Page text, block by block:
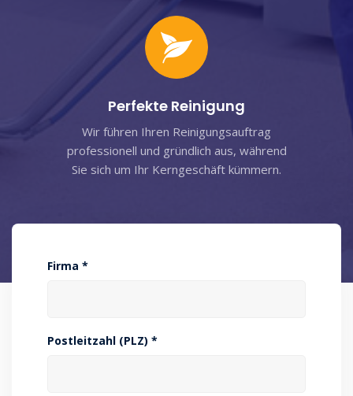
Perfekte Reinigung
Wir führen Ihren Reinigungsauftrag
professionell und gründlich aus, während
Sie sich um Ihr Kerngeschäft kümmern.
Firma *
Postleitzahl (PLZ) *